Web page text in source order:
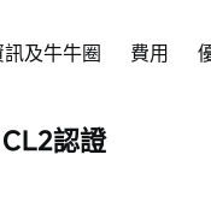
訊及牛牛圈 費用
認證